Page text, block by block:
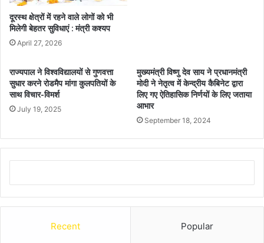
दूरस्थ क्षेत्रों में रहने वाले लोगों को भी
मिलेगी बेहतर सुविधाएं : मंत्री कश्यप
April 27, 2026
राज्यपाल ने विश्वविद्यालयों से गुणवत्ता
सुधार करने रोडमैप मांगा कुलपतियों के
साथ विचार-विमर्श
July 19, 2025
मुख्यमंत्री विष्णु देव साय ने प्रधानमंत्री
मोदी ने नेतृत्व में केन्द्रीय कैबिनेट द्वारा
लिए गए ऐतिहासिक निर्णयों के लिए जताया
आभार
September 18, 2024
Recent Popular